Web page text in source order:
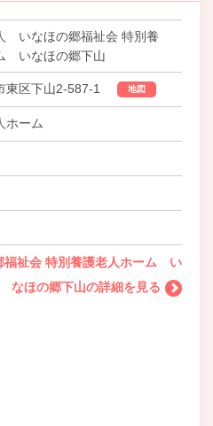
いなほの郷福祉会 特別養
いなほの郷下山
東区下山2-587-1 地図
ホーム
祉会 特別養護老人ホーム い
なほの郷下山の詳細を見る